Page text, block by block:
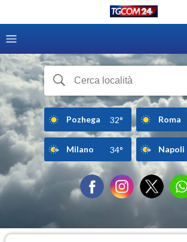
Pozhega 32° Roma
Milano 34° Napoli